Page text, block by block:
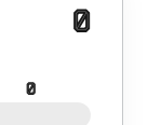
0
0